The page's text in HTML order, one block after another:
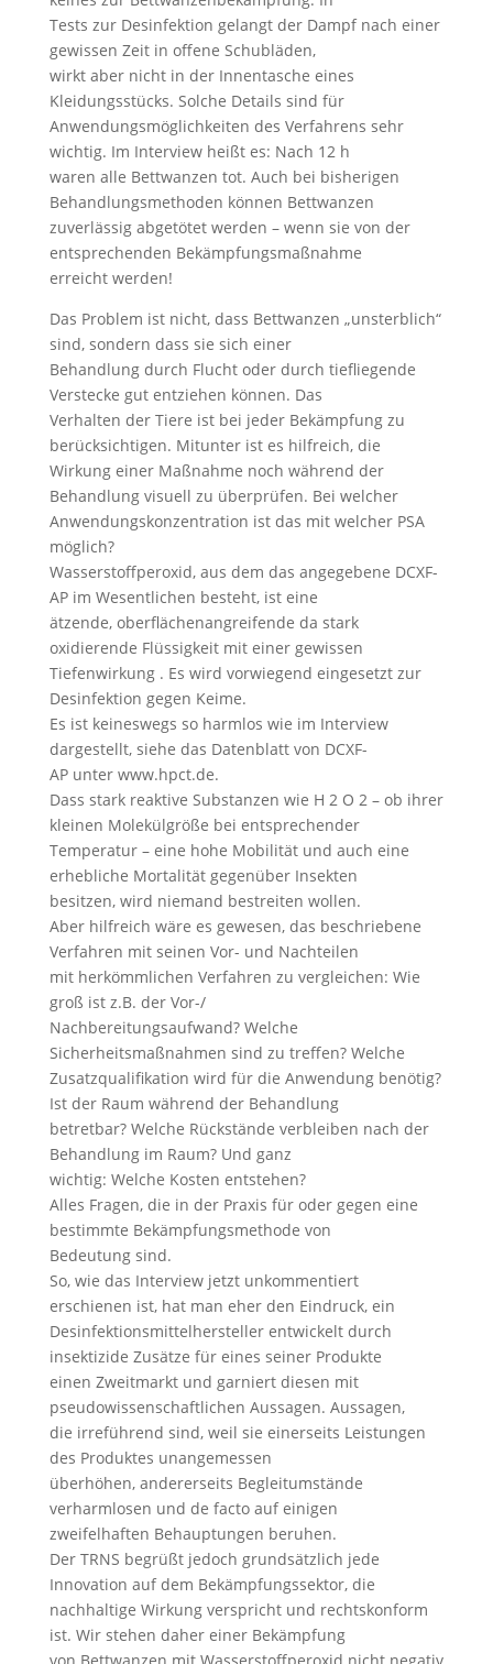
Tests zur Desinfektion gelangt der Dampf nach einer
gewissen Zeit in offene Schubläden,
wirkt aber nicht in der Innentasche eines
Kleidungsstücks. Solche Details sind für
Anwendungsmöglichkeiten des Verfahrens sehr
wichtig. Im Interview heißt es: Nach 12 h
waren alle Bettwanzen tot. Auch bei bisherigen
Behandlungsmethoden können Bettwanzen
zuverlässig abgetötet werden – wenn sie von der
entsprechenden Bekämpfungsmaßnahme
erreicht werden!
Das Problem ist nicht, dass Bettwanzen „unsterblich“
sind, sondern dass sie sich einer
Behandlung durch Flucht oder durch tiefliegende
Verstecke gut entziehen können. Das
Verhalten der Tiere ist bei jeder Bekämpfung zu
berücksichtigen. Mitunter ist es hilfreich, die
Wirkung einer Maßnahme noch während der
Behandlung visuell zu überprüfen. Bei welcher
Anwendungskonzentration ist das mit welcher PSA
möglich?
Wasserstoffperoxid, aus dem das angegebene DCXF-
AP im Wesentlichen besteht, ist eine
ätzende, oberflächenangreifende da stark
oxidierende Flüssigkeit mit einer gewissen
Tiefenwirkung . Es wird vorwiegend eingesetzt zur
Desinfektion gegen Keime.
Es ist keineswegs so harmlos wie im Interview
dargestellt, siehe das Datenblatt von DCXF-
AP unter www.hpct.de.
Dass stark reaktive Substanzen wie H 2 O 2 – ob ihrer
kleinen Molekülgröße bei entsprechender
Temperatur – eine hohe Mobilität und auch eine
erhebliche Mortalität gegenüber Insekten
besitzen, wird niemand bestreiten wollen.
Aber hilfreich wäre es gewesen, das beschriebene
Verfahren mit seinen Vor- und Nachteilen
mit herkömmlichen Verfahren zu vergleichen: Wie
groß ist z.B. der Vor-/
Nachbereitungsaufwand? Welche
Sicherheitsmaßnahmen sind zu treffen? Welche
Zusatzqualifikation wird für die Anwendung benötig?
Ist der Raum während der Behandlung
betretbar? Welche Rückstände verbleiben nach der
Behandlung im Raum? Und ganz
wichtig: Welche Kosten entstehen?
Alles Fragen, die in der Praxis für oder gegen eine
bestimmte Bekämpfungsmethode von
Bedeutung sind.
So, wie das Interview jetzt unkommentiert
erschienen ist, hat man eher den Eindruck, ein
Desinfektionsmittelhersteller entwickelt durch
insektizide Zusätze für eines seiner Produkte
einen Zweitmarkt und garniert diesen mit
pseudowissenschaftlichen Aussagen. Aussagen,
die irreführend sind, weil sie einerseits Leistungen
des Produktes unangemessen
überhöhen, andererseits Begleitumstände
verharmlosen und de facto auf einigen
zweifelhaften Behauptungen beruhen.
Der TRNS begrüßt jedoch grundsätzlich jede
Innovation auf dem Bekämpfungssektor, die
nachhaltige Wirkung verspricht und rechtskonform
ist. Wir stehen daher einer Bekämpfung